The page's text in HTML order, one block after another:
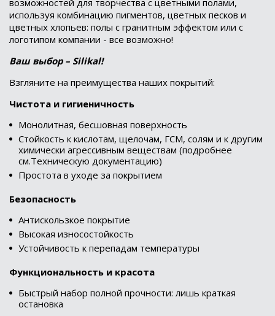
используя комбинацию пигментов, цветных песков и
цветных хлопьев: полы с гранитным эффектом или с
логотипом компании - все возможно!
Ваш выбор – Silikal!
Взгляните на преимущества наших покрытий:
Чистота и гигиеничность
Монолитная, бесшовная поверхность
Стойкость к кислотам, щелочам, ГСМ, солям и к другим
химически агрессивным веществам (подробнее
см.Техническую документацию)
Простота в уходе за покрытием
Безопасность
Антискользкое покрытие
Высокая износостойкость
Устойчивость к перепадам температуры
Функциональность и красота
Быстрый набор полной прочности: лишь краткая
остановка